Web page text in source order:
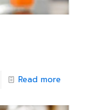
Read more